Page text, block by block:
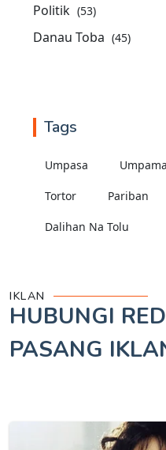
Politik (53)
Danau Toba (45)
Tags
Umpasa Umpama
Tortor Pariban
Dalihan Na Tolu
IKLAN
HUBUNGI
PASANG